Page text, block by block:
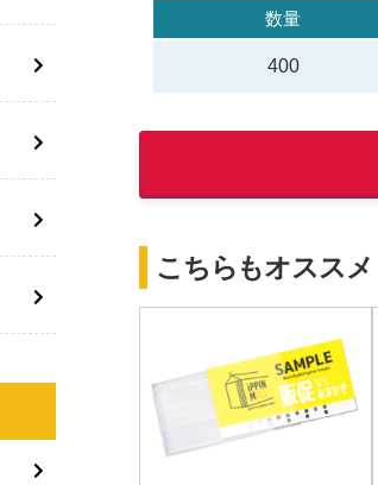
数量
400
こちらもオススメ